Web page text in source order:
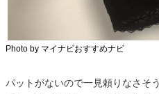
Photo by マイナビおすすめナビ
パットがないので一見頼りなさそ